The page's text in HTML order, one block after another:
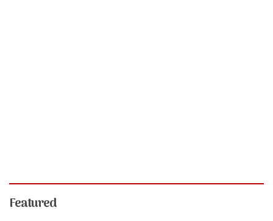
Featured